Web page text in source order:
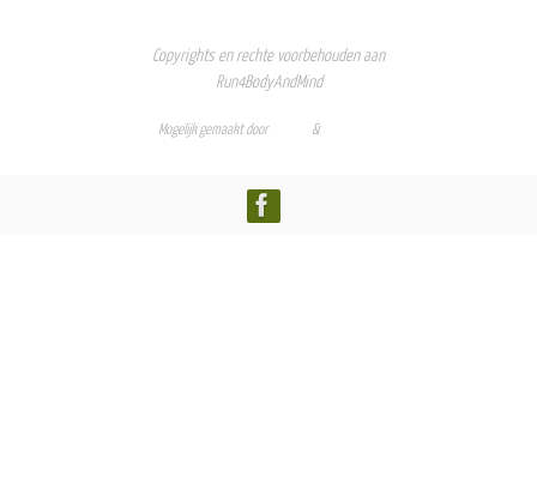
Copyrights en rechte voorbehouden aan
Run4BodyAndMind
Mogelijk gemaakt door &